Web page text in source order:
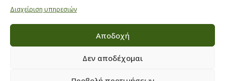
Διαχείριση υπηρεσιών
Αποδοχή
Δεν αποδέχομαι
ΠΟΛΙΤΙΚΗ ΑΠΟΡΡΗΤΟΥ
ΒΡΕΙΤΕ ΜΑΣ ΣΤΟ ΧΑΡΤΗ